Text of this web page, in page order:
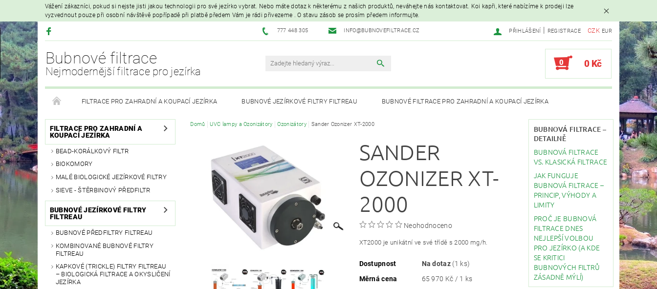
Vážení zákazníci, pokud si nejste jisti jakou technologii pro své jezírko vybrat. Nebo máte dotaz k některému z našich produktů, neváhejte nás kontaktovat. Koi kapři, které nabízíme k prodeji lze
vyzvednout pouze při osobní návštěvě popřípadě při platbě předem Vám je rádi přivezeme . O stavu zásob se prosím předem informujte.
777 448 305 INFO@BUBNOVEFILTRACE.CZ CZK EUR
PŘIHLÁŠENÍ REGISTRACE
Bubnové filtrace
Nejmodernější filtrace pro jezírka
0 0 Kč
FILTRACE PRO ZAHRADNÍ A KOUPACÍ JEZÍRKA BUBNOVÉ JEZÍRKOVÉ FILTRY FILTREAU BUBNOVÉ FILTRACE PRO ZAHRADNÍ A KOUPACÍ JEZÍRKA
HYDROIZOLAČNÍ FÓLIE FILTRAČNÍ MATERIÁL UVC LAMPY A OZONIZÁTORY JEZÍRKOVÁ ČERPADLA A VYSAVAČE
VZDUCHOVÁ ČERPADLA A PROVZDUŠŇOVÁNÍ PÉČE O RYBNÍK A KOI – KRMIVA, BAKTERIE, ÚPRAVA VODY, CHOVNÉ POTŘEBY
PRODEJ KOI KAPRŮ MOJE OBJEDNÁVKA
FILTRACE PRO ZAHRADNÍ A
KOUPACÍ JEZÍRKA
BEAD-KORÁLKOVÝ FILTR
BIOKOMORY
MALÉ BIOLOGICKÉ JEZÍRKOVÉ FILTRY
SIEVE - ŠTĚRBINOVÝ PŘEDFILTR
BUBNOVÉ JEZÍRKOVÉ FILTRY
FILTREAU
BUBNOVÉ PŘEDFILTRY FILTREAU
KOMBINOVANÉ BUBNOVÉ FILTRY
FILTREAU
KAPKOVÉ (TRICKLE) FILTRY FILTREAU
– BIOLOGICKÁ FILTRACE A OKYSLIČENÍ
JEZÍRKA
Domů UVC lampy a Ozonizátory Ozonizátory Sander Ozonizer XT-2000
SANDER
OZONIZER XT-
2000
Neohodnoceno
XT2000 je unikátní ve své třídě s 2000 mg/h.
Dostupnost Na dotaz (1 ks)
Měrná cena
65 970 Kč / 1 ks
BUBNOVÁ FILTRACE –
DETAILNĚ
BUBNOVÁ FILTRACE
VS. KLASICKÁ FILTRACE
JAK FUNGUJE
BUBNOVÁ FILTRACE –
PRINCIP, VÝHODY A
LIMITY
PROČ JE BUBNOVÁ
FILTRACE DNES
NEJLEPŠÍ VOLBOU
PRO JEZÍRKO (A KDE
SE KRITICI
BUBNOVÝCH FILTRŮ
ZÁSADNĚ MÝLÍ)